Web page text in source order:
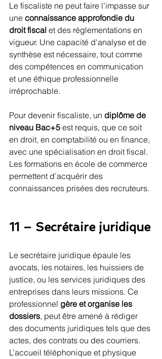
Le fiscaliste ne peut faire l’impasse sur
une connaissance approfondie du
droit fiscal et des réglementations en
vigueur. Une capacité d'analyse et de
synthèse est nécessaire, tout comme
des compétences en communication
et une éthique professionnelle
irréprochable.
Pour devenir fiscaliste, un diplôme de
niveau Bac+5 est requis, que ce soit
en droit, en comptabilité ou en finance,
avec une spécialisation en droit fiscal.
Les formations en école de commerce
permettent d’acquérir des
connaissances prisées des recruteurs.
11 – Secrétaire juridique
Le secrétaire juridique épaule les
avocats, les notaires, les huissiers de
justice, ou les services juridiques des
entreprises dans leurs missions. Ce
professionnel gère et organise les
dossiers, peut être amené à rédiger
des documents juridiques tels que des
actes, des contrats ou des courriers.
L’accueil téléphonique et physique